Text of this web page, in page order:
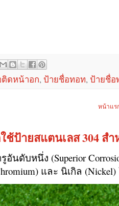
ดหน้าอก,ป้ายชื่อทอท,ป้ายชื่อ
หน้าแร
ช้ป้ายสแตนเลส 304 ส
นดับหนึ่ง (Superior
และ นิเกิล